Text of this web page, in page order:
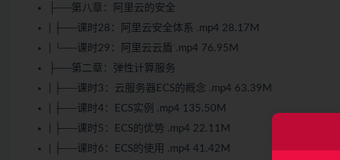
├──第八章：阿里云的安全
| ├──课时28：阿里云安全体系 .mp4 28.17M
| └──课时29：阿里云云盾 .mp4 76.95M
├──第二章：弹性计算服务
| ├──课时3：云服务器ECS的概念 .mp4 63.39M
| ├──课时4：ECS实例 .mp4 135.50M
| ├──课时5：ECS的优势 .mp4 22.11M
| ├──课时6：ECS的使用 .mp4 41.42M